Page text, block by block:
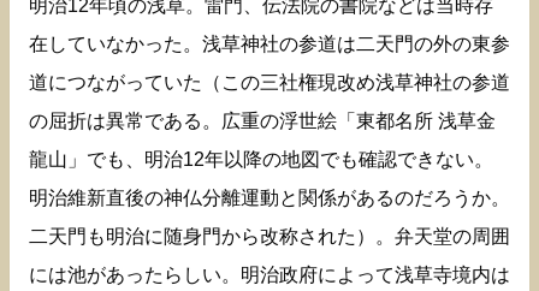
明治12年頃の浅草。雷門、伝法院の書院などは当時存
在していなかった。浅草神社の参道は二天門の外の東参
道につながっていた（この三社権現改め浅草神社の参道
の屈折は異常である。広重の浮世絵「東都名所 浅草金
龍山」でも、明治12年以降の地図でも確認できない。
明治維新直後の神仏分離運動と関係があるのだろうか。
二天門も明治に随身門から改称された）。弁天堂の周囲
には池があったらしい。明治政府によって浅草寺境内は